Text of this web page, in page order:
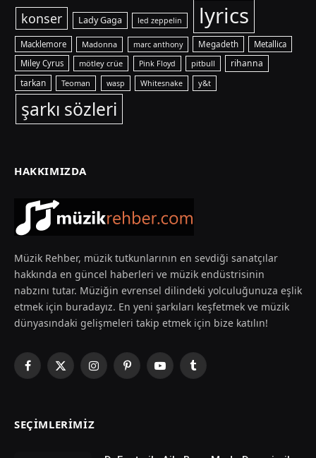
konser Lady Gaga led zeppelin lyrics
Macklemore Madonna marc anthony Megadeth
Metallica
Miley Cyrus
mötley crüe Pink Floyd pitbull rihanna
tarkan Teoman wasp Whitesnake y&t
şarkı sözleri
HAKKIMIZDA
Müzik Rehber, müzik tutkunlarının en sevdiği sanatçılar
hakkında en güncel haberleri ve müzik endüstrisinin
nabzını tutar. Müziğin evrensel dilindeki yolculuğunuza eşlik
etmek için buradayız. En yeni şarkıları keşfetmek ve müzik
dünyasındaki gelişmeleri takip etmek için bize katılın!
Facebook
X
InstagramPinterestYouTubeTumblr
SEÇIMLERIMIZ